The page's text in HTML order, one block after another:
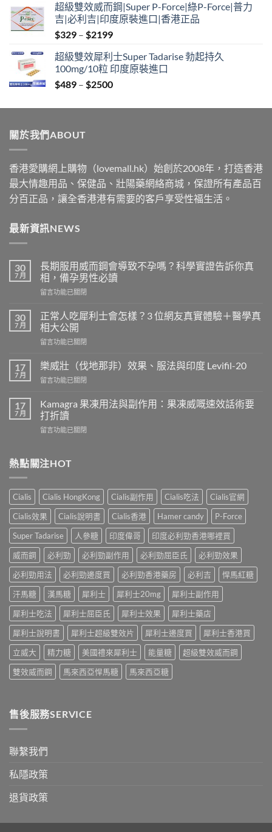
$349
through
$2199
超級雙效威而鋼|Super P-Force|綠P-Force|普力
吉|必利吉|印度原裝進口|香港正品
$329 – $2199Price
$329
through
$2199
超級雙效犀利士Super Tadarise 勃起持久
100mg/10粒 印度原裝進口
$489 – $2500Price
$489
關於我們ABOUT
香港愛購網上購物（lovemall.hk）始創於2008年，打造香港
最大情趣用品、保健品、壯陽藥網絡商城，保證所有產品百
分百正品，讓全香港港有需要的客戶享受性福生活。
最新資訊NEWS
30
7 月
長期服用威而鋼會導致不孕嗎？科學實證告訴你真
相，備孕男性必讀
在
期
服
用
威
鋼
導
不
孕
嗎？
科
證
你
真
相，
備
孕
男
必
讀〉
留言功能已關閉
30
7 月
正常人吃犀利士會怎樣？3 位網友真實體驗＋醫學真
相大公開
在
常
人
吃
利
士
怎
位
真
實
體
驗
＋
醫
真
相
大
開〉
中
留言功能已關閉
17
7 月
樂威壯（伐地那非）效果、服法與印度 Levifil-20
在
威
壯
（伐
地
效
法
與
印
度
Levifil-
20〉
留言功能已關閉
17
7 月
Kamagra 果凍用法與副作用：果凍威嘅速效話術要
打折讀
在
凍
用
與
副
作
用：
果
凍
嘅
速
效
術
要
打
折
讀〉
留言功能已關閉
熱點關注HOT
Cialis Cialis HongKong Cialis副作用 Cialis吃法
Cialis官網
Cialis效果
Cialis說明書 Cialis香港 Hamer candy
P-Force
Super Tadarise
人參糖 印度偉哥
印度必利勁香港哪裡買
威而鋼
必利勁 必利勁副作用 必利勁屈臣氏
必利勁效果
必利勁用法
必利勁邊度買 必利勁香港藥房 必利吉
悍馬紅糖
汗馬糖
漢馬糖 犀利士 犀利士20mg
犀利士副作用
犀利士吃法
犀利士屈臣氏 犀利士效果
犀利士藥店
犀利士說明書
犀利士超級雙效片 犀利士邊度買
犀利士香港買
立威大
精力糖 美國禮來犀利士 能量糖
超級雙效威而鋼
雙效威而鋼
馬來西亞悍馬糖 馬來西亞糖
售後服務SERVICE
聯繫我們
私隱政策
退貨政策